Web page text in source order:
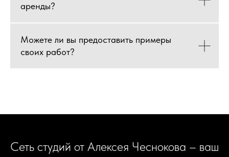
аренды?
Можете ли вы предоставить примеры
своих работ?
Сеть студий от Алексея Чеснокова – ваш